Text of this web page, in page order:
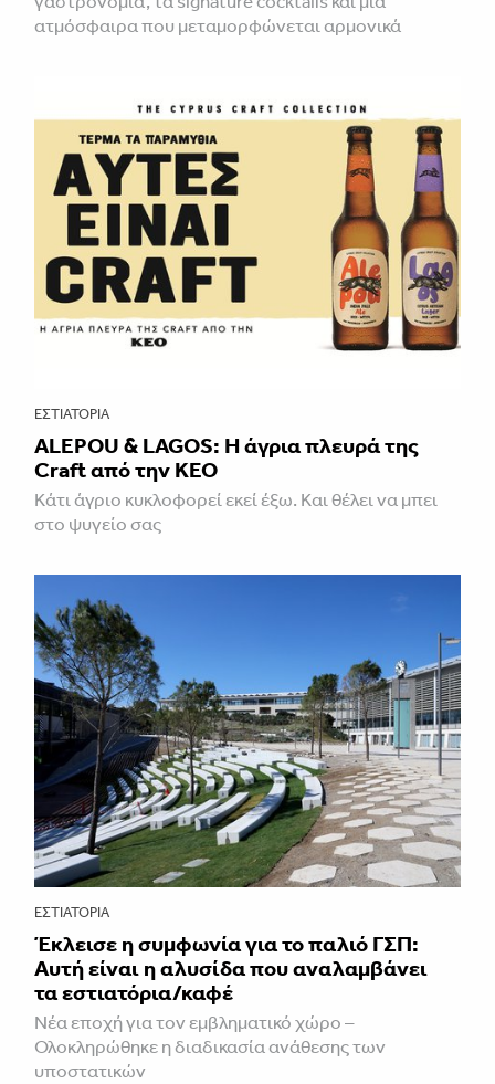
ατμόσφαιρα που μεταμορφώνεται αρμονικά
ΕΣΤΙΑΤΌΡΙΑ
ALEPOU & LAGOS: Η άγρια πλευρά της
Craft από την ΚΕΟ
Κάτι άγριο κυκλοφορεί εκεί έξω. Και θέλει να μπει
στο ψυγείο σας
ΕΣΤΙΑΤΌΡΙΑ
Έκλεισε η συμφωνία για το παλιό ΓΣΠ:
Αυτή είναι η αλυσίδα που αναλαμβάνει
τα εστιατόρια/καφέ
Νέα εποχή για τον εμβληματικό χώρο –
Ολοκληρώθηκε η διαδικασία ανάθεσης των
υποστατικών